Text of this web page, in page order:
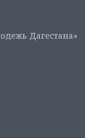
Дагестана»